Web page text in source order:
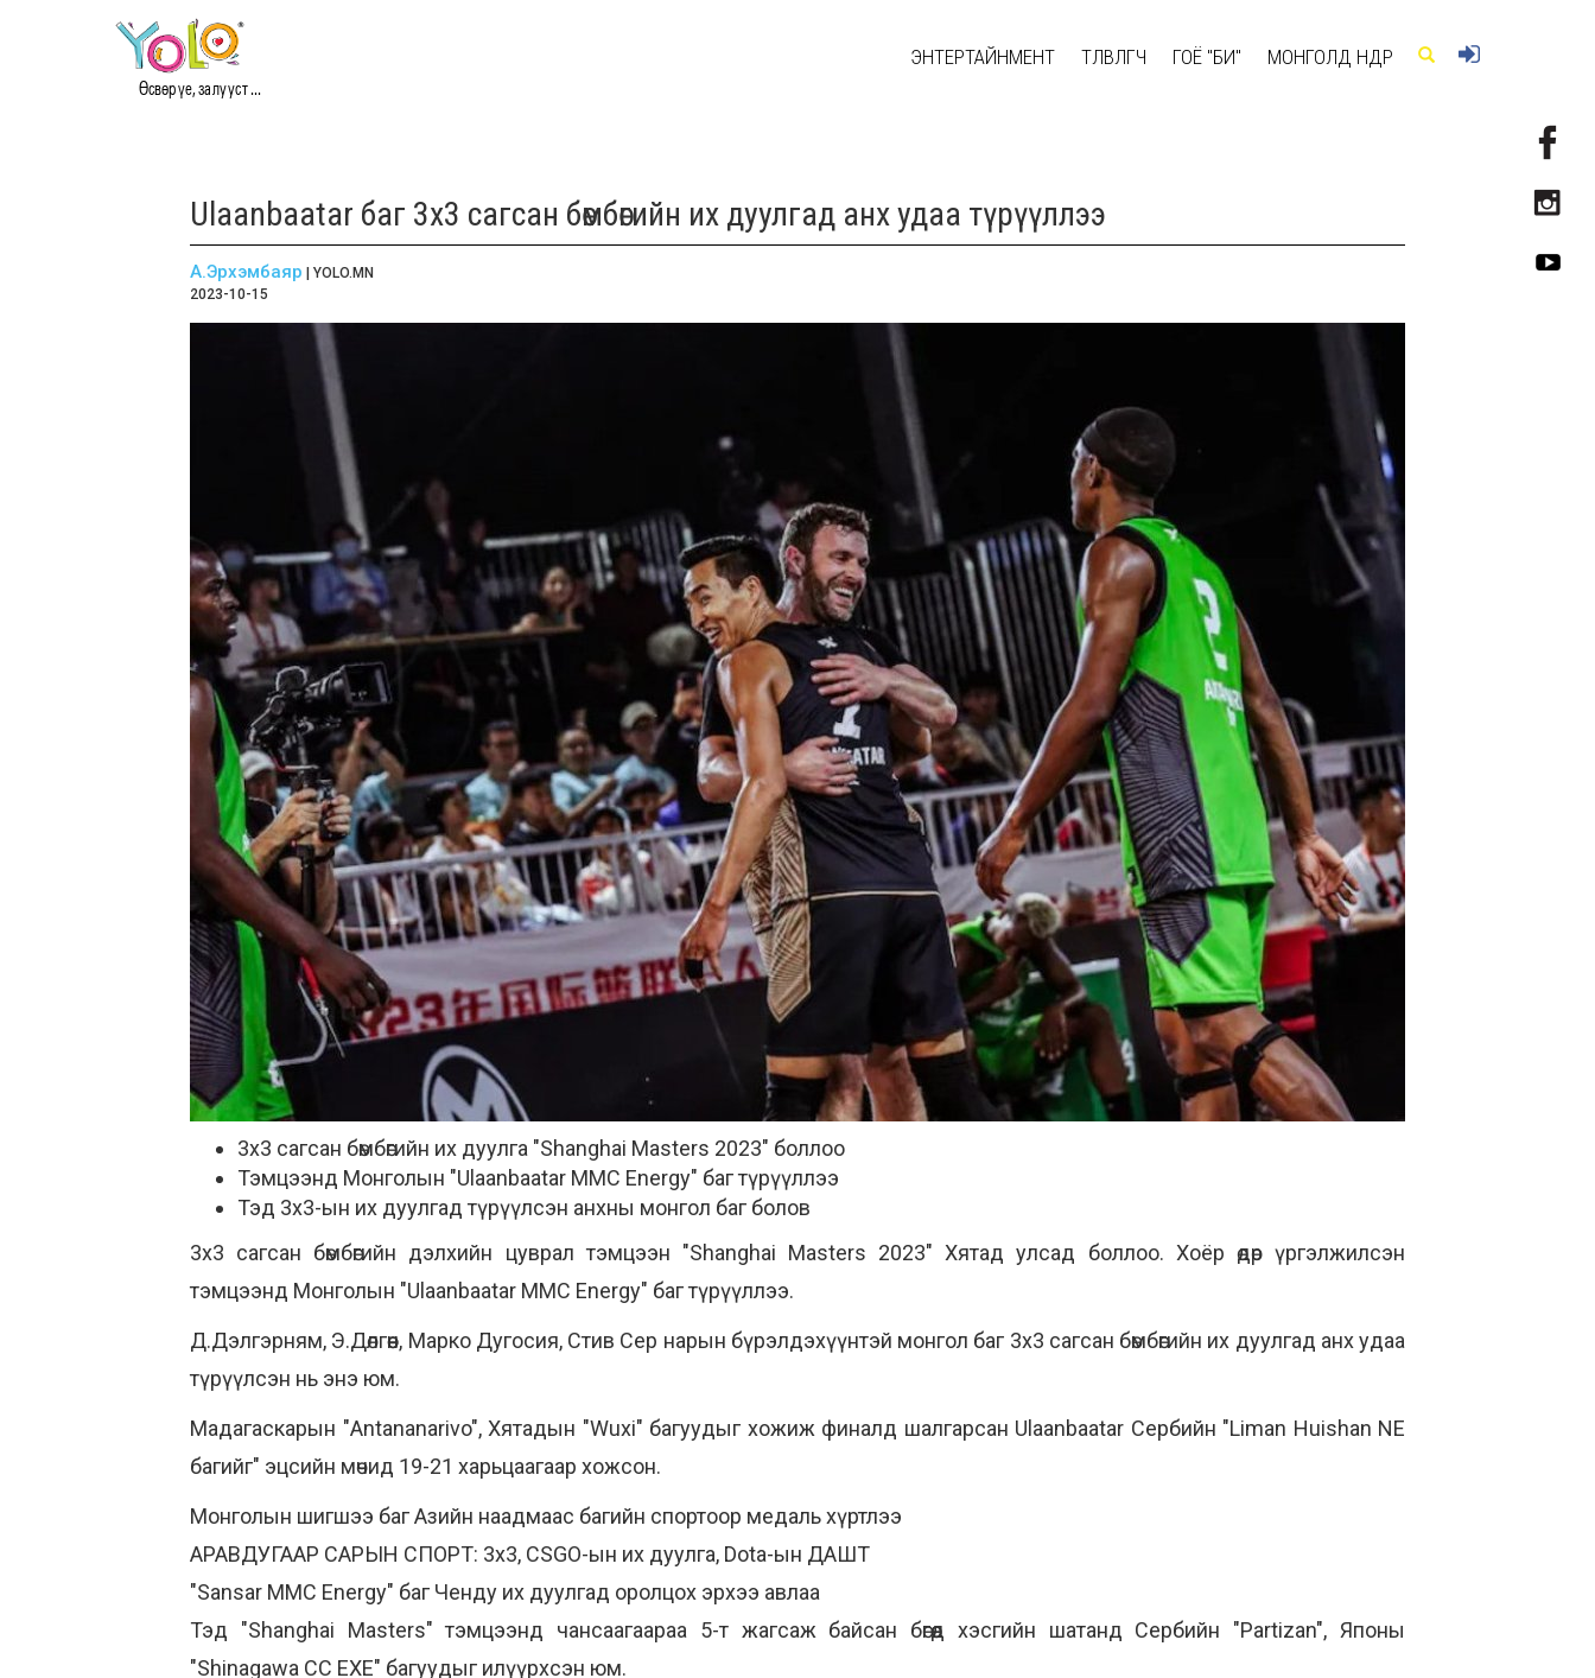
Өсвөр үе, залууст ...
ЭНТЕРТАЙНМЕНТ ТӨЛӨВЛӨГЧ ГОЁ "БИ" МОНГОЛД ӨНӨӨДӨР
Ulaanbaatar баг 3х3 сагсан бөмбөгийн их дуулгад анх удаа түрүүллээ
А.Эрхэмбаяр | YOLO.MN
2023-10-15
3х3 сагсан бөмбөгийн их дуулга "Shanghai Masters 2023" боллоо
Тэмцээнд Монголын "Ulaanbaatar MMC Energy" баг түрүүллээ
Тэд 3х3-ын их дуулгад түрүүлсэн анхны монгол баг болов
3x3 сагсан бөмбөгийн дэлхийн цуврал тэмцээн "Shanghai Masters 2023" Хятад улсад боллоо. Хоёр өдөр үргэлжилсэн
тэмцээнд Монголын "Ulaanbaatar MMC Energy" баг түрүүллээ.
Д.Дэлгэрням, Э.Дөлгөөн, Марко Дугосия, Стив Сер нарын бүрэлдэхүүнтэй монгол баг 3х3 сагсан бөмбөгийн их дуулгад анх удаа
түрүүлсэн нь энэ юм.
Мадагаскарын "Antananarivo", Хятадын "Wuxi" багуудыг хожиж финалд шалгарсан Ulaanbaatar Сербийн "Liman Huishan NE
багийг" эцсийн мөчид 19-21 харьцаагаар хожсон.
Монголын шигшээ баг Азийн наадмаас багийн спортоор медаль хүртлээ
АРАВДУГААР САРЫН СПОРТ: 3х3, CSGO-ын их дуулга, Dota-ын ДАШТ
"Sansar MMC Energy" баг Ченду их дуулгад оролцох эрхээ авлаа
Тэд "Shanghai Masters" тэмцээнд чансаагаараа 5-т жагсаж байсан бөгөөд хэсгийн шатанд Сербийн "Partizan", Японы
"Shinagawa CC EXE" багуудыг илүүрхсэн юм.